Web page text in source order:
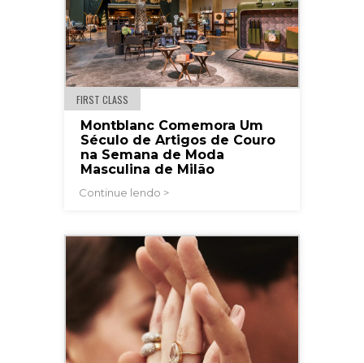
FIRST CLASS
Montblanc Comemora Um
Século de Artigos de Couro
na Semana de Moda
Masculina de Milão
Continue lendo >